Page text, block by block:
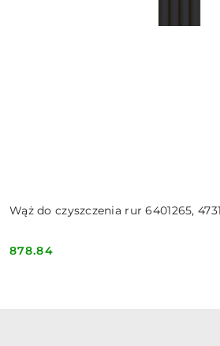
Wąż do czyszczenia rur 6401265,
Cena:
878.84